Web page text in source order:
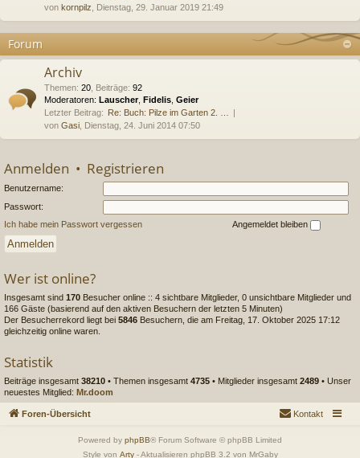
von kornpilz , Dienstag, 29. Januar 2019 21:49
Forum
Archiv
Themen: 20 Beiträge: 92
Moderatoren: Lauscher, Fidelis Geier
Letzter Beitrag: Re: Buch: Pilze im Garten 2. …
von Gasi , Dienstag, 24. Juni 2014 07:50
Anmelden • Registrieren
Benutzername:
Passwort:
Ich habe mein Passwort vergessen
Angemeldet bleiben
Wer ist online?
Insgesamt sind 170 Besucher online :: 4 sichtbare Mitglieder, 0 unsichtbare Mitglieder und
166 Gäste (basierend auf den aktiven Besuchern der letzten 5 Minuten)
Der Besucherrekord liegt bei 5846 Besuchern, die am Freitag, 17. Oktober 2025 17:12
gleichzeitig online waren.
Statistik
Beiträge insgesamt 38210 • Themen insgesamt 4735 • Mitglieder insgesamt 2489 • Unser
neuestes Mitglied: Mr.doom
Foren-Übersicht Kontakt
Powered by phpBB® Forum Software © phpBB Limited
Style von Arty- Aktualisieren phpBB 3.2 von MrGaby